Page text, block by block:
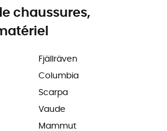
chaussures,
Fjällräven
Columbia
Scarpa
Vaude
Mammut